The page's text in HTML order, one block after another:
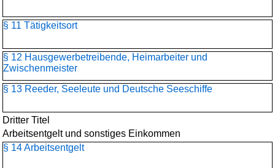
§ 11 Tätigkeitsort
§ 12 Hausgewerbetreibende, Heimarbeiter und
Zwischenmeister
§ 13 Reeder, Seeleute und Deutsche Seeschiffe
Dritter Titel
Arbeitsentgelt und sonstiges Einkommen
§ 14 Arbeitsentgelt